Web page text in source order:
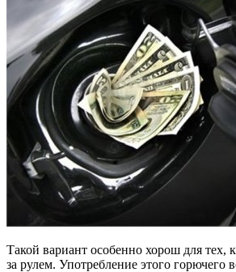
Такой вариант особенно хорош для тех,
за рулем. Употребление этого горючего